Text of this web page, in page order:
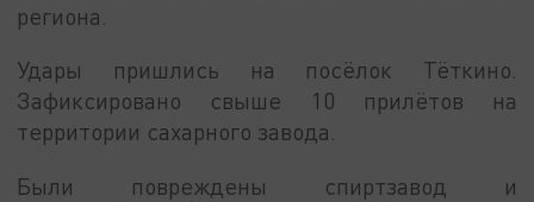
региона.
Удары пришлись на посёлок Тёткино.
Зафиксировано свыше 10 прилётов на
территории сахарного завода.
Были повреждены спиртзавод и